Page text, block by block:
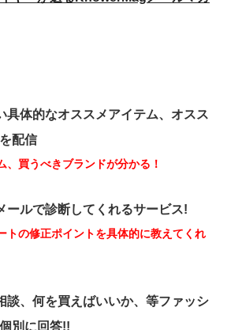
具体的なオススメアイテム、オスス
配信
買うべきブランドが分かる！
ールで診断してくれるサービス!
トの修正ポイントを具体的に教えてくれ
談、何を買えばいいか、等ファッシ
別に回答!!